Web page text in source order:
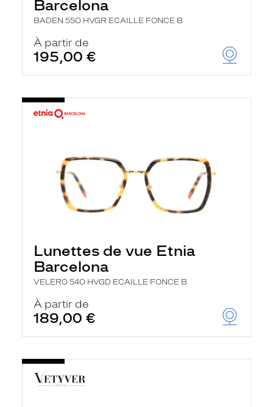
Barcelona
BADEN 55O HVGR ECAILLE FONCE B
À partir de
195,00 €
Lunettes de vue Etnia
Barcelona
VELERO 54O HVGD ECAILLE FONCE B
À partir de
189,00 €